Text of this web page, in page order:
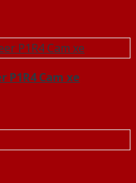
P1R4 Cam xe